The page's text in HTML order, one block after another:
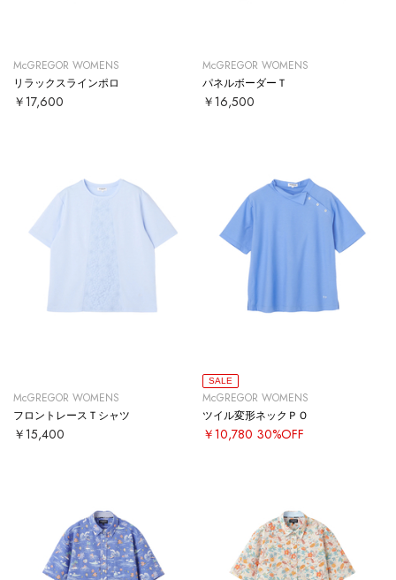
McGREGOR WOMENS
リラックスラインポロ
￥17,600
McGREGOR WOMENS
パネルボーダーＴ
￥16,500
McGREGOR WOMENS
フロントレースＴシャツ
￥15,400
SALE
McGREGOR WOMENS
ツイル変形ネックＰＯ
￥10,780 30%OFF